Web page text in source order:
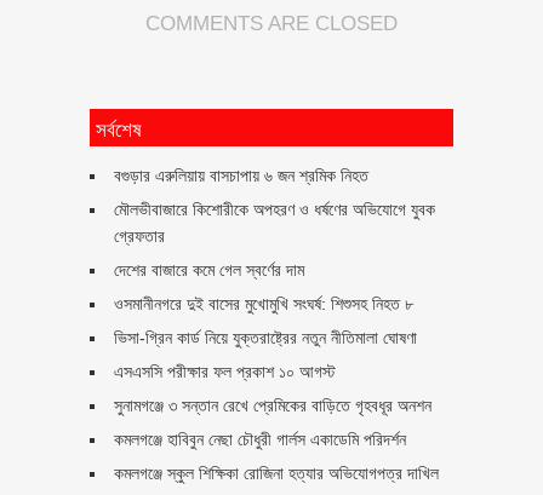
COMMENTS ARE CLOSED
সর্বশেষ
বগুড়ার এরুলিয়ায় বাসচাপায় ৬ জন শ্রমিক নিহত
মৌলভীবাজারে কিশোরীকে অপহরণ ও ধর্ষণের অভিযোগে যুবক
গ্রেফতার
দেশের বাজারে কমে গেল স্বর্ণের দাম
ওসমানীনগরে দুই বাসের মুখোমুখি সংঘর্ষ: শিশুসহ নিহত ৮
ভিসা-গ্রিন কার্ড নিয়ে যুক্তরাষ্ট্রের নতুন নীতিমালা ঘোষণা
এসএসসি পরীক্ষার ফল প্রকাশ ১০ আগস্ট
সুনামগঞ্জে ৩ সন্তান রেখে প্রেমিকের বাড়িতে গৃহবধূর অনশন
কমলগঞ্জে হাবিবুন নেছা চৌধুরী গার্লস একাডেমি পরিদর্শন
কমলগঞ্জে স্কুল শিক্ষিকা রোজিনা হত্যার অভিযোগপত্র দাখিল